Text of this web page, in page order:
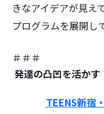
きなアイデアが見え
プログラムを展開し
＃＃＃
発達の凸凹を活か
TEENS新宿